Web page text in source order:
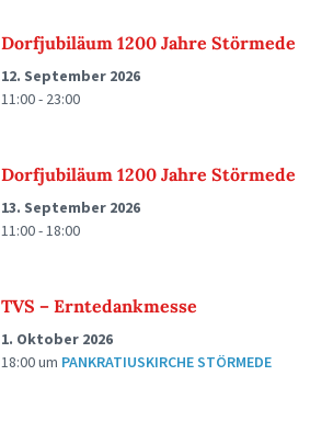
Dorfjubiläum 1200 Jahre Störmede
12. September 2026
11:00 - 23:00
Dorfjubiläum 1200 Jahre Störmede
13. September 2026
11:00 - 18:00
TVS – Erntedankmesse
1. Oktober 2026
18:00um PANKRATIUSKIRCHE STÖRMEDE